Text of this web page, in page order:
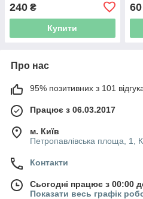
240 ₴
Купити
60
Про нас
95% позитивних з 101
Працює з 06.03.2017
м. Київ
Петропавлівська площа, 1,
Контакти
Сьогодні працює з 00:00
Показати весь графік